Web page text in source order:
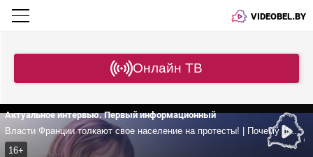
VIDEOBEL.BY
Онлайн ТВ
Актуальное интервью. Первый информационный
Власти Франции толкают свое население на протесты! | Почему отменили праздничные выходные? | Милитаризация и кризис экономики
16+